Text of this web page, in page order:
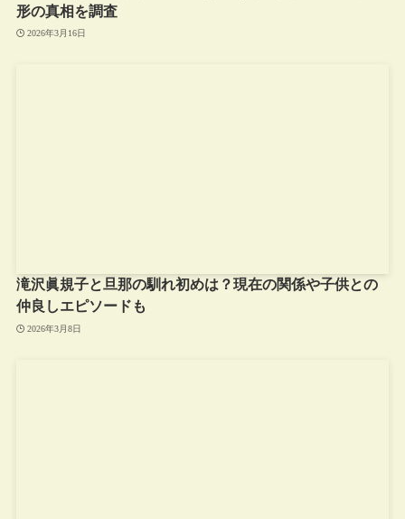
形の真相を調査
2026年3月16日
滝沢眞規子と旦那の馴れ初めは？現在の関係や子供との
仲良しエピソードも
2026年3月8日